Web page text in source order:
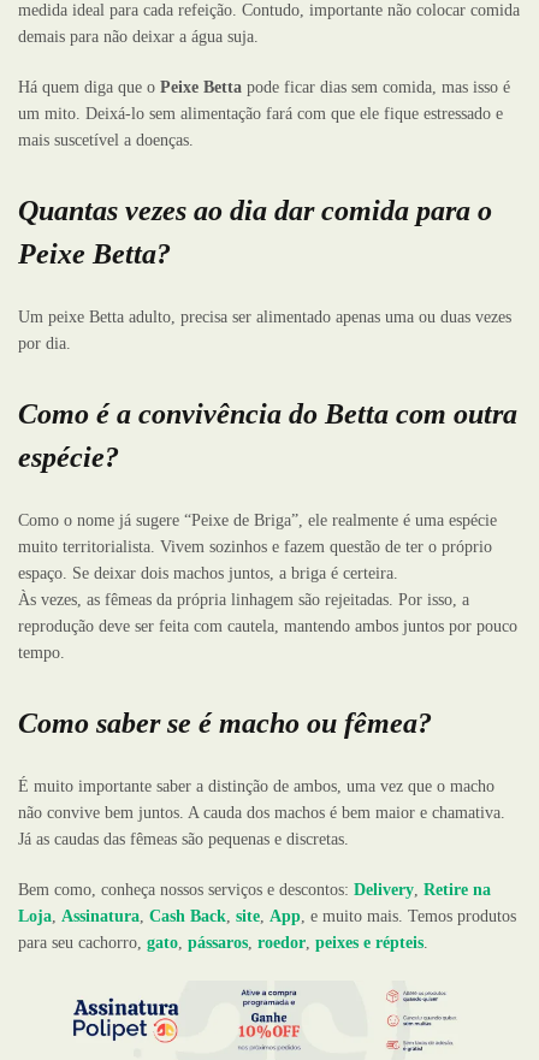
medida ideal para cada refeição. Contudo, importante não colocar comida
demais para não deixar a água suja.
Há quem diga que o Peixe Betta pode ficar dias sem comida, mas isso é
um mito. Deixá-lo sem alimentação fará com que ele fique estressado e
mais suscetível a doenças.
Quantas vezes ao dia dar comida para o
Peixe Betta?
Um peixe Betta adulto, precisa ser alimentado apenas uma ou duas vezes
por dia.
Como é a convivência do Betta com outra
espécie?
Como o nome já sugere “Peixe de Briga”, ele realmente é uma espécie
muito territorialista. Vivem sozinhos e fazem questão de ter o próprio
espaço. Se deixar dois machos juntos, a briga é certeira.
Às vezes, as fêmeas da própria linhagem são rejeitadas. Por isso, a
reprodução deve ser feita com cautela, mantendo ambos juntos por pouco
tempo.
Como saber se é macho ou fêmea?
É muito importante saber a distinção de ambos, uma vez que o macho
não convive bem juntos. A cauda dos machos é bem maior e chamativa.
Já as caudas das fêmeas são pequenas e discretas.
Bem como, conheça nossos serviços e descontos: Delivery Retire na
Loja Assinatura Cash Back site App , e muito mais. Temos produtos
para seu cachorro, gato pássaros roedor peixes e répteis